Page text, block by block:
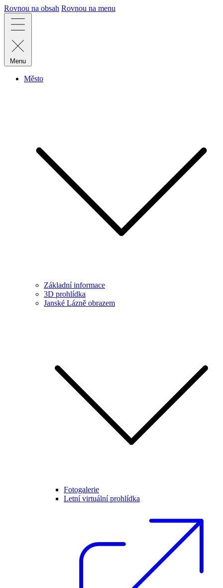
Rovnou na obsah Rovnou na menu
Menu
Město
Základní informace
3D prohlídka
Janské Lázně obrazem
Fotogalerie
Letní virtuální prohlídka